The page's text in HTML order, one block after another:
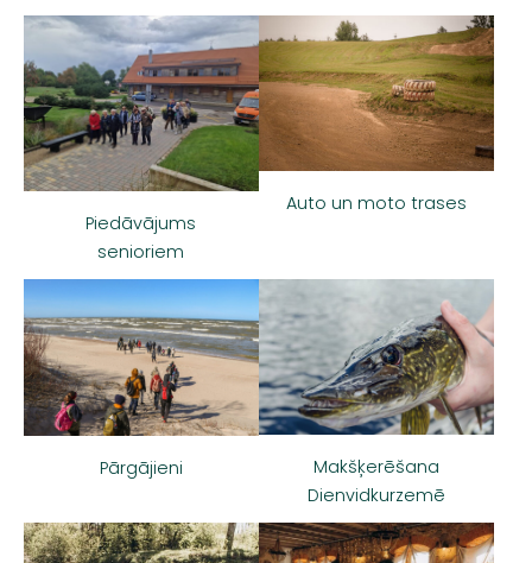
Piedāvājums
senioriem
Auto un moto trases
Pārgājieni
Makšķerēšana
Dienvidkurzemē